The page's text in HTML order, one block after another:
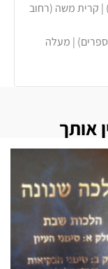
| קרית משה (רחוב
| מעלה
אותך